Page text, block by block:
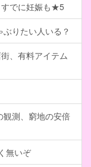
すでに妊娠も★5
りたい人いる？
、有料アイテム
観測、窮地の安倍
無いぞ